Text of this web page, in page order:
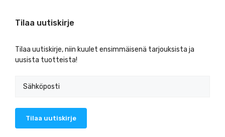
Tilaa uutiskirje
Tilaa uutiskirje, niin kuulet ensimmäisenä tarjouksista ja
uusista tuotteista!